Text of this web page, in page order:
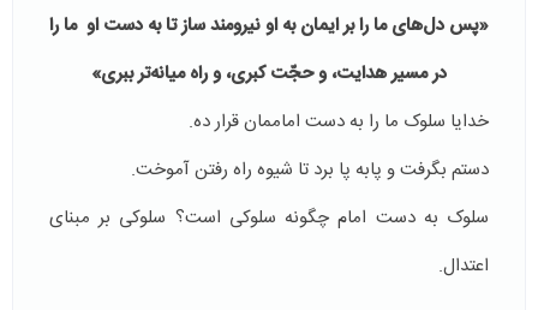
«پس دل‌های ما را بر ایمان به او نیرومند ساز تا به دست او ما را
در مسير هدايت، و حجّت کبری، و راه ميانه‌تر ببری»
خدایا سلوک ما را به دست اماممان قرار ده.
دستم بگرفت و پابه پا برد تا شیوه راه رفتن آموخت.
سلوک به دست امام چگونه سلوکی است؟ سلوکی بر مبنای
اعتدال.